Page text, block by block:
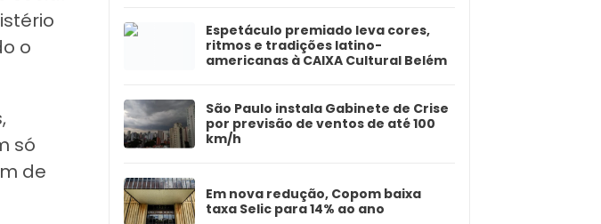
o
só
de
Espetáculo premiado leva cores,
ritmos e tradições latino-
americanas à CAIXA Cultural Belém
São Paulo instala Gabinete de Crise
por previsão de ventos de até 100
km/h
Em nova redução, Copom baixa
taxa Selic para 14% ao ano